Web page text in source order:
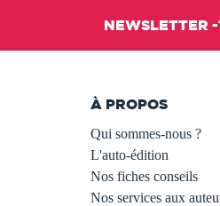
NEWSLETTER
À PROPOS
Qui sommes-nous ?
L'auto-édition
Nos fiches conseils
Nos services aux